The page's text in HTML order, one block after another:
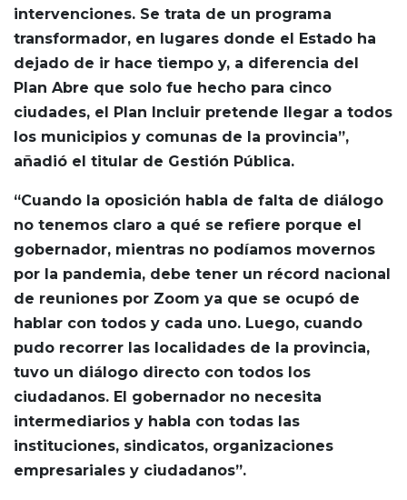
intervenciones. Se trata de un programa
transformador, en lugares donde el Estado ha
dejado de ir hace tiempo y, a diferencia del
Plan Abre que solo fue hecho para cinco
ciudades, el Plan Incluir pretende llegar a todos
los municipios y comunas de la provincia”,
añadió el titular de Gestión Pública.
“Cuando la oposición habla de falta de diálogo
no tenemos claro a qué se refiere porque el
gobernador, mientras no podíamos movernos
por la pandemia, debe tener un récord nacional
de reuniones por Zoom ya que se ocupó de
hablar con todos y cada uno. Luego, cuando
pudo recorrer las localidades de la provincia,
tuvo un diálogo directo con todos los
ciudadanos. El gobernador no necesita
intermediarios y habla con todas las
instituciones, sindicatos, organizaciones
empresariales y ciudadanos”.